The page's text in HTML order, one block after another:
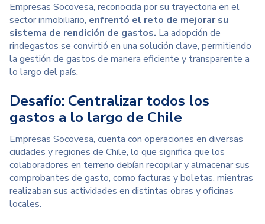
Empresas Socovesa, reconocida por su trayectoria en el
sector inmobiliario, enfrentó el reto de mejorar su
sistema de rendición de gastos. La adopción de
rindegastos se convirtió en una solución clave, permitiendo
la gestión de gastos de manera eficiente y transparente a
lo largo del país.
Desafío: Centralizar todos los
gastos a lo largo de Chile
Empresas Socovesa, cuenta con operaciones en diversas
ciudades y regiones de Chile, lo que significa que los
colaboradores en terreno debían recopilar y almacenar sus
comprobantes de gasto, como facturas y boletas, mientras
realizaban sus actividades en distintas obras y oficinas
locales.